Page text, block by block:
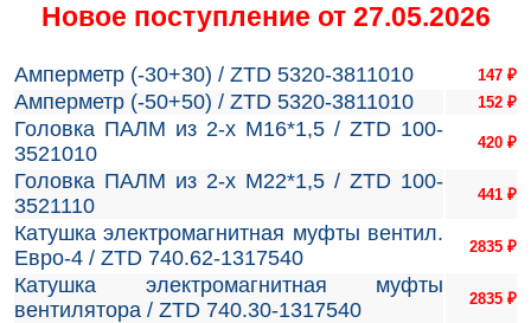
Новое поступление от 27.05.2026
Амперметр (-30+30) / ZTD 5320-3811010 147 ₽
Амперметр (-50+50) / ZTD 5320-3811010 152 ₽
Головка ПАЛМ из 2-х М16*1,5 / ZTD 100-
3521010
420 ₽
Головка ПАЛМ из 2-х М22*1,5 / ZTD 100-
3521110
441 ₽
Катушка электромагнитная муфты вентил.
Евро-4 / ZTD 740.62-1317540
2835 ₽
Катушка электромагнитная муфты
вентилятора / ZTD 740.30-1317540
2835 ₽